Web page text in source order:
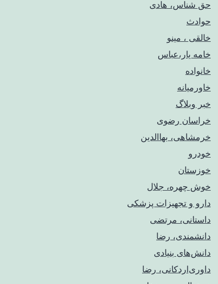
حق شناس، هادی
حوادث
خالقی ، مینو
خامه یار،عباس
خانواده
خاورمیانه
خبر وبلاگ
خراسان رضوی
خرمشاهی، بهاالدین
خودرو
خوزستان
خوش چهره، جلال
دارو و تجهیزات پزشکی
داستانی، مرتضی
دانشمندی، رضا
دانش‌های بنیادی
داوری‌اردکانی، رضا